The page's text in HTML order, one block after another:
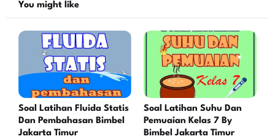
You might like
Soal Latihan Fluida Statis
Dan Pembahasan Bimbel
Jakarta Timur
Soal Latihan Suhu Dan
Pemuaian Kelas 7 By
Bimbel Jakarta Timur